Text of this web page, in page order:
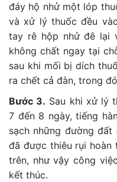
đáy hộ nhử một lóp
và xử lý thuốc đều
tay rê hộp nhử đê lại
không chất ngay tại
sau khi mối bị dích
ra chết cả đàn, trong
Bước 3. Sau khi xử lý
7 đến 8 ngày, tiếng
sạch những đường
đã được thiêu rụi hoàn
trên, như vậy công
kết thúc.